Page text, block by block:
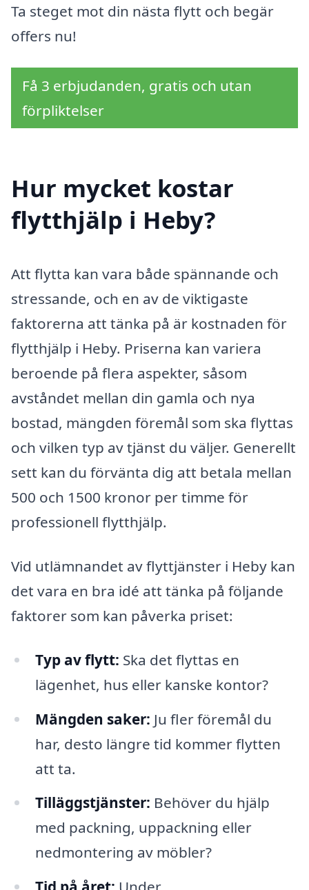
Ta steget mot din nästa flytt och begär
offers nu!
Få 3 erbjudanden, gratis och utan
förpliktelser
Hur mycket kostar
flytthjälp i Heby?
Att flytta kan vara både spännande och
stressande, och en av de viktigaste
faktorerna att tänka på är kostnaden för
flytthjälp i Heby. Priserna kan variera
beroende på flera aspekter, såsom
avståndet mellan din gamla och nya
bostad, mängden föremål som ska flyttas
och vilken typ av tjänst du väljer. Generellt
sett kan du förvänta dig att betala mellan
500 och 1500 kronor per timme för
professionell flytthjälp.
Vid utlämnandet av flyttjänster i Heby kan
det vara en bra idé att tänka på följande
faktorer som kan påverka priset:
Typ av flytt: Ska det flyttas en
lägenhet, hus eller kanske kontor?
Mängden saker: Ju fler föremål du
har, desto längre tid kommer flytten
att ta.
Tilläggstjänster: Behöver du hjälp
med packning, uppackning eller
nedmontering av möbler?